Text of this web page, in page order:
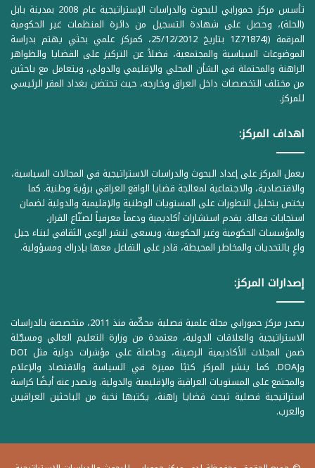
تأسس مركز حمورابي للبحوث والدراسات الإستراتيجية عام 2008 بمدينة بابل
(الحلة)، وحصل على شهادة التسجيل من دائرة المنظمات غير الحكومية
المرقمة ((1Z71874 بتاريخ 25/12/2012، كمركز علمي بحثي يهتم بدراسة
الموضوعات السياسية والمجتمعية، فضلاً عن التركيز على القضايا والظواهر
الراهنة والمحتملة في الشأن المحلي والإقليمي والدولي، ويتعامل مع باحثين
من مختلف التخصصات داخل العراق وخارجه، حيث تحتضن بغداد المقر الرئيسي
للمركز.
اهداف المركز:
يعمل المركز على إعداد البحوث والدراسات الاستراتيجية في المجالات السياسية،
والاقتصادية، والاجتماعية لمعالجة قضايا الواقع العراقي برؤية وطنية. كما
يختص بتحليل التطورات على المستويات الوطنية والإقليمية والدولية لضمان
استجابات فعالة. يقدم استشارات أكاديمية ودعماً معرفياً لصنّاع القرار،
والمؤسسات الحكومية وغير الحكومية. ويسعى لنشر الوعي الثقافي لبناء جيل
واعٍ بالتحديات والمخاطر المحيطة، قادر على التفاعل معها بإدراك ومسؤولية.
إصدارات المركز:
يصدر مركز حمورابي مجلة علمية فصلية محكّمة منذ 2011، متخصصة بالدراسات
الاستراتيجية والعلاقات الدولية، معتمدة من وزارة التعليم العالي ومسجّلة
ضمن المجلات الأكاديمية الرصينة، وحاصلة على مؤشرات دولية مثل DOI
وDOAJ. كما ينشر المركز كتبًا مميزة في السياسة والاقتصاد والإعلام
والمجتمع على المستويات العراقية والإقليمية والدولية. وتصدر عنه أيضًا كراسة
استراتيجية فصلية تبحث قضايا راهنة، يكتبها نخبة من الباحثين العراقيين
والعرب.